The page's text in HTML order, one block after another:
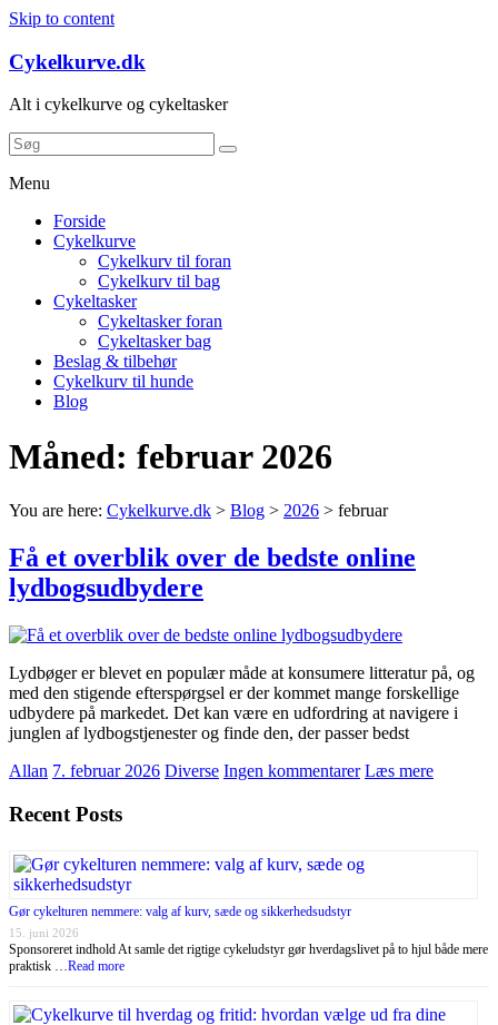
Skip to content
Cykelkurve.dk
Alt i cykelkurve og cykeltasker
Menu
Forside
Cykelkurve
Cykelkurv til foran
Cykelkurv til bag
Cykeltasker
Cykeltasker foran
Cykeltasker bag
Beslag & tilbehør
Cykelkurv til hunde
Blog
Måned: februar 2026
You are here: Cykelkurve.dk > Blog > 2026 > februar
Få et overblik over de bedste online
lydbogsudbydere
Lydbøger er blevet en populær måde at konsumere litteratur på, og
med den stigende efterspørgsel er der kommet mange forskellige
udbydere på markedet. Det kan være en udfordring at navigere i
junglen af lydbogstjenester og finde den, der passer bedst
Allan 7. februar 2026 Diverse Ingen kommentarer Læs mere
Recent Posts
Gør cykelturen nemmere: valg af kurv, sæde og sikkerhedsudstyr
15. juni 2026
Sponsoreret indhold At samle det rigtige cykeludstyr gør hverdagslivet på to hjul både mere
praktisk … Read more